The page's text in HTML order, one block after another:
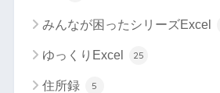
みんなが困ったシリーズExcel
ゆっくりExcel 25
住所録 5